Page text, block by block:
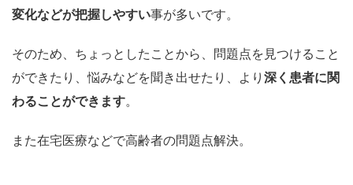
変化などが把握しやすい事が多いです。
そのため、ちょっとしたことから、問題点を見つけること
ができたり、悩みなどを聞き出せたり、より 深く患者に関
わることができます。
また在宅医療などで高齢者の問題点解決。